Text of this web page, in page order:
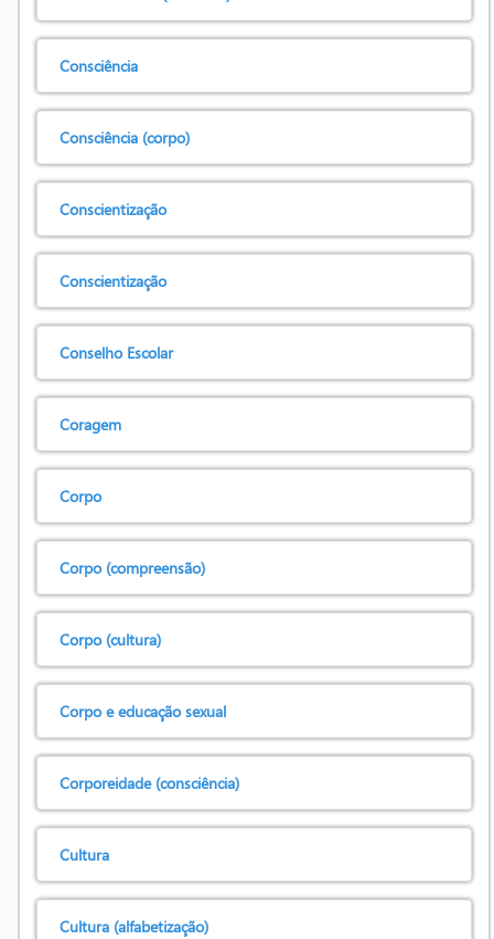
Consciência
Consciência (corpo)
Conscientização
Conscientização
Conselho Escolar
Coragem
Corpo
Corpo (compreensão)
Corpo (cultura)
Corpo e educação sexual
Corporeidade (consciência)
Cultura
Cultura (alfabetização)